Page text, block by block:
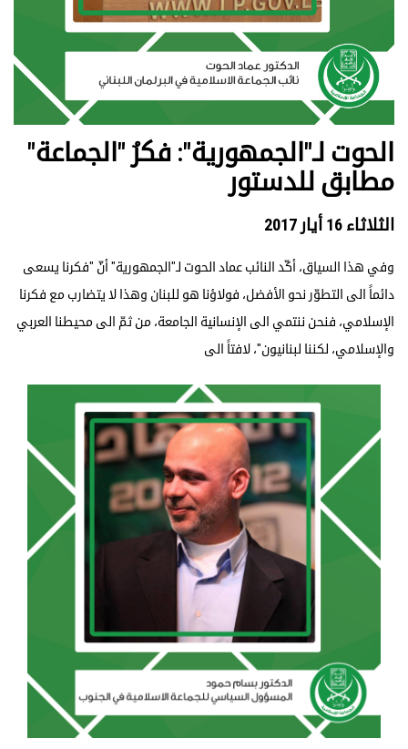
الحوت لـ"الجمهورية": فكرُ "الجماعة"
مطابق للدستور
الثلاثاء 16 أيار 2017
وفي هذا السياق، أكّد النائب عماد الحوت لـ"الجمهورية" أنّ "فكرنا يسعى
دائماً الى التطوّر نحو الأفضل، فولاؤنا هو للبنان وهذا لا يتضارب مع فكرنا
الإسلامي، فنحن ننتمي الى الإنسانية الجامعة، من ثمّ الى محيطنا العربي
والإسلامي، لكننا لبنانيون"، لافتاً الى